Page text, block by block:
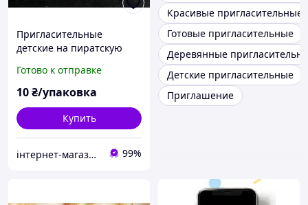
Пригласительные
детские на пиратскую
открытка приглашение
на детский день
рождения
Готово к отправке
10₴/упаковка
Купить
інтернет-магазин Теремок 99%
Красивые пригласительные
Готовые пригласительные
Деревянные
Детские пригласительные
Приглашение